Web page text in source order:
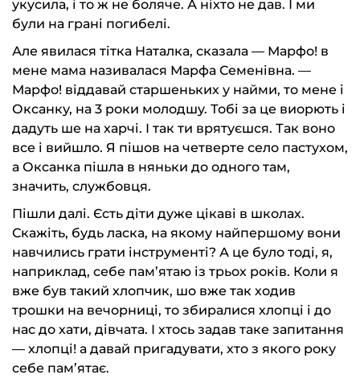
укусила, і то ж не боляче. А ніхто не дав. І ми
були на грані погибелі.
Але явилася тітка Наталка, сказала — Марфо! в
мене мама називалася Марфа Семенівна. —
Марфо! віддавай старшеньких у найми, то мене і
Оксанку, на 3 роки молодшу. Тобі за це виорють і
дадуть ше на харчі. І так ти врятуєшся. Так воно
все і вийшло. Я пішов на четверте село пастухом,
а Оксанка пішла в няньки до одного там,
значить, службовця.
Пішли далі. Єсть діти дуже цікаві в школах.
Скажіть, будь ласка, на якому найпершому вони
навчились грати інструменті? А це було тоді, я,
наприклад, себе пам’ятаю із трьох років. Коли я
вже був такий хлопчик, шо вже так ходив
трошки на вечорниці, то збиралися хлопці і до
нас до хати, дівчата. І хтось задав таке запитання
— хлопці! а давай пригадувати, хто з якого року
себе пам’ятає.